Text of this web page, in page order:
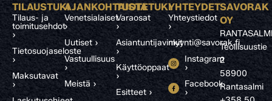
TILAUSTUKI
Tilaus- ja
toimitusehdot
›
Tietosuojaseloste
›
Maksutavat
›
AJANKOHTAISTA
Venetsialaiset
›
Uutiset ›
Vastuullisuus
›
Meistä ›
TUOTETUKI
Varaosat
›
Asiantuntijavinkit
›
Käyttöoppaat
›
Esitteet ›
YHTEYDET
Yhteystiedot
›
myynti@savorak.fi
Instagram
›
Facebook
›
SAVORAK
OY
Teollisuustie
2
58900
Rantasalmi